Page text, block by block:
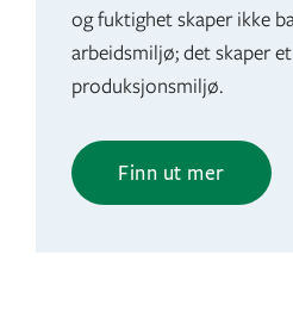
og fuktighet skaper ikke
arbeidsmiljø; det skaper
produksjonsmiljø.
Finn ut mer